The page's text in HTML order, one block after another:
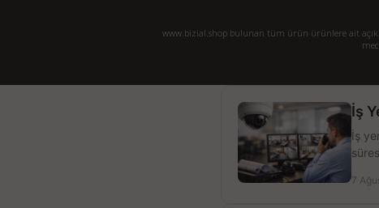
www.bizial.shop bulunan tüm ürün ürünlere ait
İş
İş
7